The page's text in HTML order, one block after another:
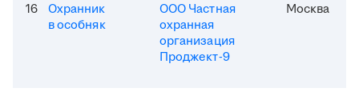
16
Охранник
в особняк
ООО Частная
охранная
организация
Проджект-9
Москва